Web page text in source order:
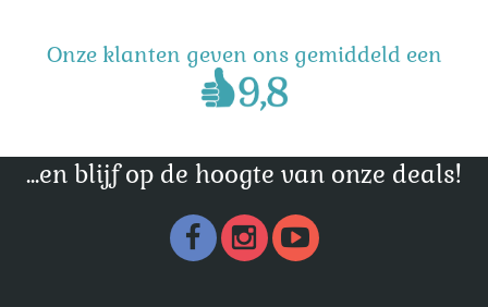
Onze klanten geven ons gemiddeld een
...en blijf op de hoogte van onze deals!